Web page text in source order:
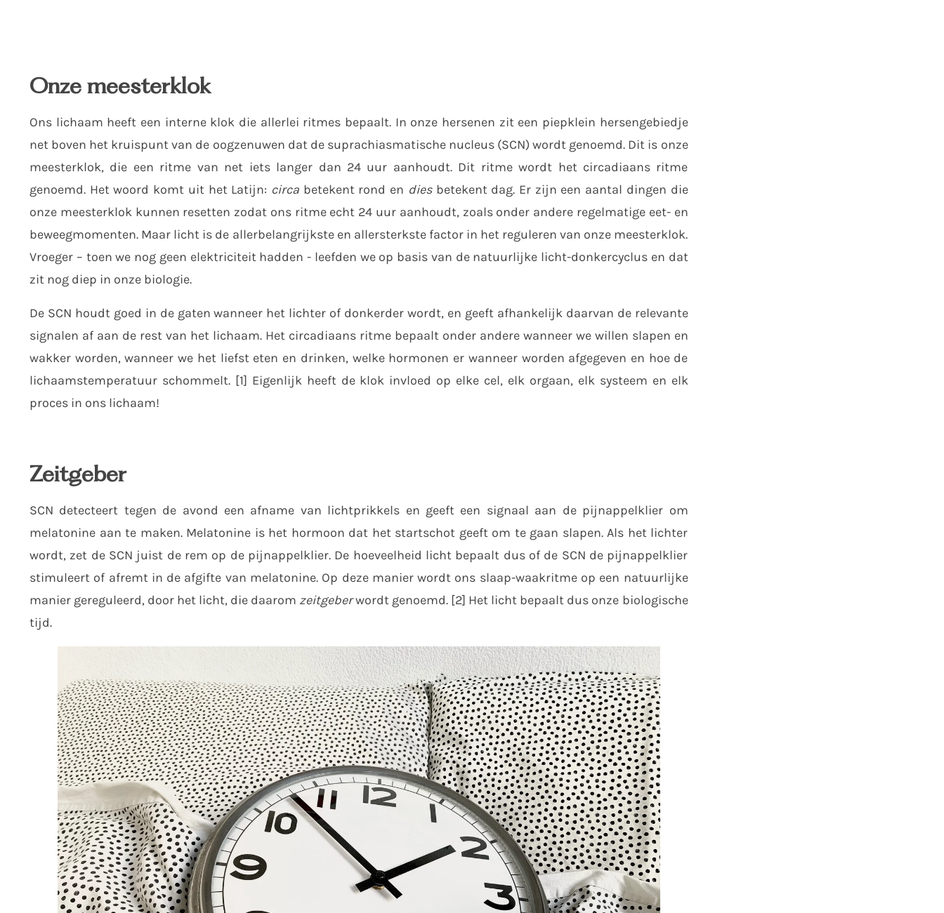
Onze meesterklok
Ons lichaam heeft een interne klok die allerlei ritmes bepaalt. In onze hersenen zit een piepklein hersengebiedje
net boven het kruispunt van de oogzenuwen dat de suprachiasmatische nucleus (SCN) wordt genoemd. Dit is onze
meesterklok, die een ritme van net iets langer dan 24 uur aanhoudt. Dit ritme wordt het circadiaans ritme
genoemd. Het woord komt uit het Latijn: circabetekent rond en diesbetekent dag. Er zijn een aantal dingen die
onze meesterklok kunnen resetten zodat ons ritme echt 24 uur aanhoudt, zoals onder andere regelmatige eet- en
beweegmomenten. Maar licht is de allerbelangrijkste en allersterkste factor in het reguleren van onze meesterklok.
Vroeger – toen we nog geen elektriciteit hadden - leefden we op basis van de natuurlijke licht-donkercyclus en dat
zit nog diep in onze biologie.
De SCN houdt goed in de gaten wanneer het lichter of donkerder wordt, en geeft afhankelijk daarvan de relevante
signalen af aan de rest van het lichaam. Het circadiaans ritme bepaalt onder andere wanneer we willen slapen en
wakker worden, wanneer we het liefst eten en drinken, welke hormonen er wanneer worden afgegeven en hoe de
lichaamstemperatuur schommelt. [1] Eigenlijk heeft de klok invloed op elke cel, elk orgaan, elk systeem en elk
proces in ons lichaam!
Zeitgeber
SCN detecteert tegen de avond een afname van lichtprikkels en geeft een signaal aan de pijnappelklier om
melatonine aan te maken. Melatonine is het hormoon dat het startschot geeft om te gaan slapen. Als het lichter
wordt, zet de SCN juist de rem op de pijnappelklier. De hoeveelheid licht bepaalt dus of de SCN de pijnappelklier
stimuleert of afremt in de afgifte van melatonine. Op deze manier wordt ons slaap-waakritme op een natuurlijke
manier gereguleerd, door het licht, die daarom zeitgeberwordt genoemd. [2] Het licht bepaalt dus onze biologische
tijd.